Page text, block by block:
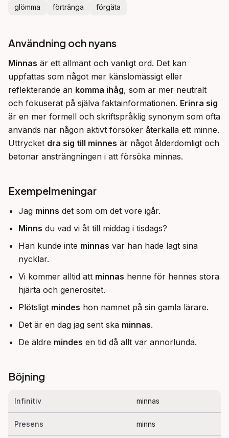
glömma förtränga förgäta
Användning och nyans
Minnas är ett allmänt och vanligt ord. Det kan
uppfattas som något mer känslomässigt eller
reflekterande än komma ihåg, som är mer neutralt
och fokuserat på själva faktainformationen. Erinra sig
är en mer formell och skriftspråklig synonym som ofta
används när någon aktivt försöker återkalla ett minne.
Uttrycket dra sig till minnes är något ålderdomligt och
betonar ansträngningen i att försöka minnas.
Exempelmeningar
Jag minns det som om det vore igår.
Minns du vad vi åt till middag i tisdags?
Han kunde inte minnas var han hade lagt sina
nycklar.
Vi kommer alltid att minnas henne för hennes stora
hjärta och generositet.
Plötsligt mindes hon namnet på sin gamla lärare.
Det är en dag jag sent ska minnas.
De äldre mindes en tid då allt var annorlunda.
Böjning
Infinitiv minnas
Presens minns